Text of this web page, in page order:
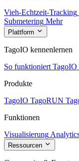
Vieh-Echtzeit-Tracking
Submetering Mehr
Plattform
TagoIO kennenlernen
So funktioniert TagoIO
Produkte
TagoIO TagoRUN
Funktionen
Visualisierung
Ressourcen